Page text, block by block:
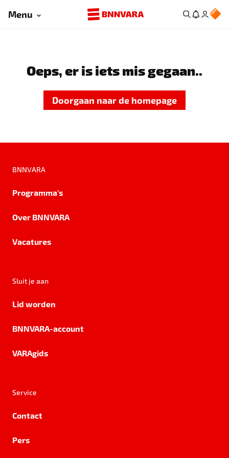
Menu
Oeps, er is iets mis gegaan..
Doorgaan naar de homepage
BNNVARA
Programma's
Over BNNVARA
Vacatures
Sluit je aan
Lid worden
BNNVARA-account
VARAgids
Service
Contact
Pers